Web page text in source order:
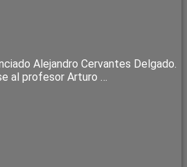
Alejandro Cervantes Delgado.
al profesor Arturo …